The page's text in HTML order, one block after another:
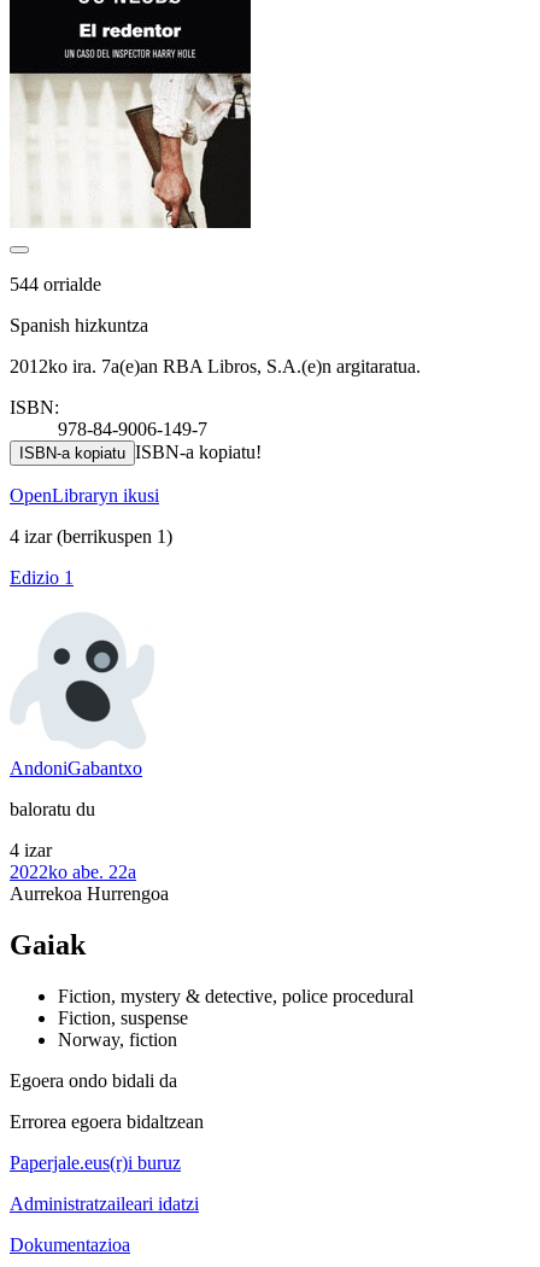
544 orrialde
Spanish hizkuntza
2012ko ira. 7a(e)an RBA Libros, S.A.(e)n argitaratua.
ISBN:
978-84-9006-149-7
ISBN-a kopiatu ISBN-a kopiatu!
OpenLibraryn ikusi
4 izar(berrikuspen 1)
Edizio 1
AndoniGabantxo
baloratu du
4 izar
2022ko abe. 22a
Aurrekoa Hurrengoa
Gaiak
Fiction, mystery & detective, police procedural
Fiction, suspense
Norway, fiction
Egoera ondo bidali da
Errorea egoera bidaltzean
Paperjale.eus(r)i buruz
Administratzaileari idatzi
Dokumentazioa